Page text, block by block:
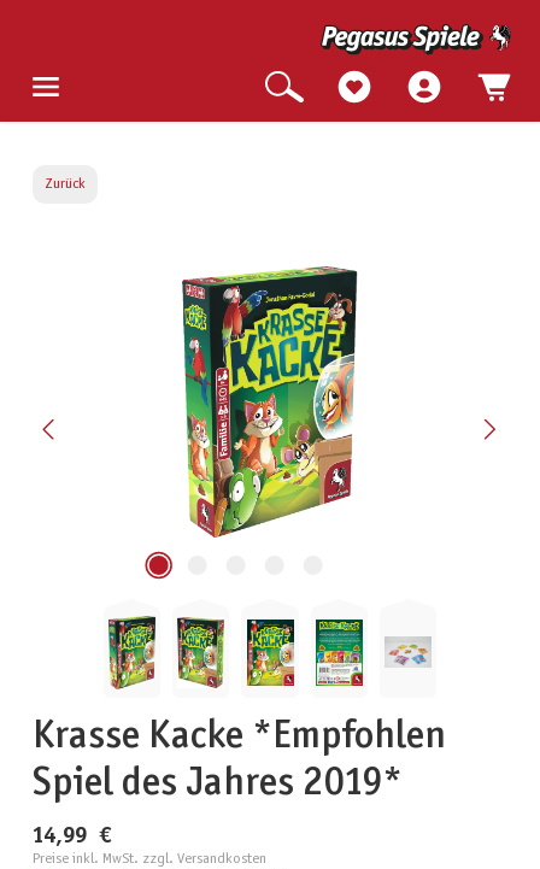
Zurück
Bildergalerie überspringen
Krasse Kacke *Empfohlen
Spiel des Jahres 2019*
14,99 €
Preise inkl. MwSt. zzgl. Versandkosten